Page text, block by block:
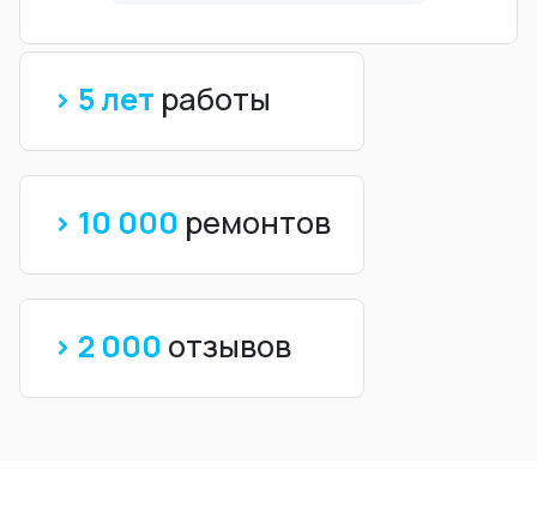
> 5 лет работы
> 10 000 ремонтов
> 2 000 отзывов